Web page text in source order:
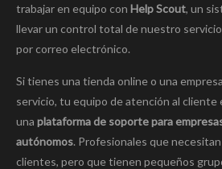
trabajar en equipo con Help Scout, un
llevar un control total de nuestro
por correo electrónico.
Si tienes una tienda online o una
servicio, tu equipo de atención al cliente
una plataforma de soporte para
autónomos. Profesionales que
clientes, pero que tienen pequeños